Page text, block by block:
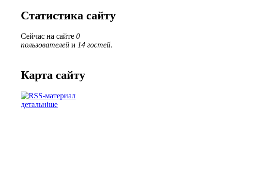
Статистика сайту
Сейчас на сайте0
пользователей и 14 гостей.
Карта сайту
детальніше